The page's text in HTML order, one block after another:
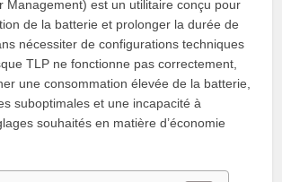
Management) est un utilitaire conçu pour
de la batterie et prolonger la durée de
nécessiter de configurations techniques
TLP ne fonctionne pas correctement,
une consommation élevée de la batterie,
suboptimales et une incapacité à
souhaités en matière d’économie